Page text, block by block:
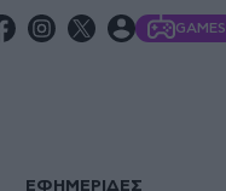
GAMES
ΕΦΗΜΕΡΙΔΕΣ